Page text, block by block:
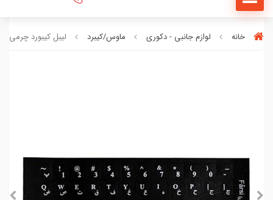
خانه لوازم جانبی - دکوری ماوس/کیبرد لیبل کیبورد چرمی